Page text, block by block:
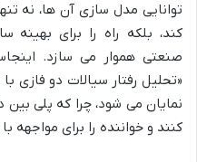
توانایی مدل سازی آن ها، نه
کند، بلکه راه را برای بهینه
صنعتی هموار می سازد.
«تحلیل رفتار سیالات دو فازی با
نمایان می شود، چرا که پلی
کنند و خواننده را برای